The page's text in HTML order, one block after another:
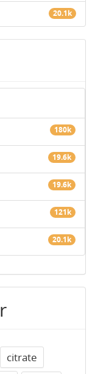
20.1k
180k
19.6k
19.6k
121k
20.1k
citrate